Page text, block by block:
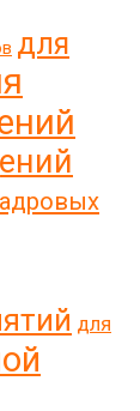
для
для